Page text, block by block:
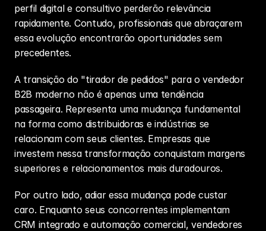
perfil digital e consultivo perderão relevância
rapidamente. Contudo, profissionais que abraçarem
essa evolução encontrarão oportunidades sem
precedentes.
A transição do "tirador de pedidos" para o vendedor
B2B moderno não é apenas uma tendência
passageira. Representa uma mudança fundamental
na forma como distribuidoras e indústrias se
relacionam com seus clientes. Empresas que
investem nessa transformação conquistam margens
superiores e relacionamentos mais duradouros.
Por outro lado, adiar essa mudança pode custar
caro. Enquanto seus concorrentes implementam
CRM integrado e automação comercial, vendedores